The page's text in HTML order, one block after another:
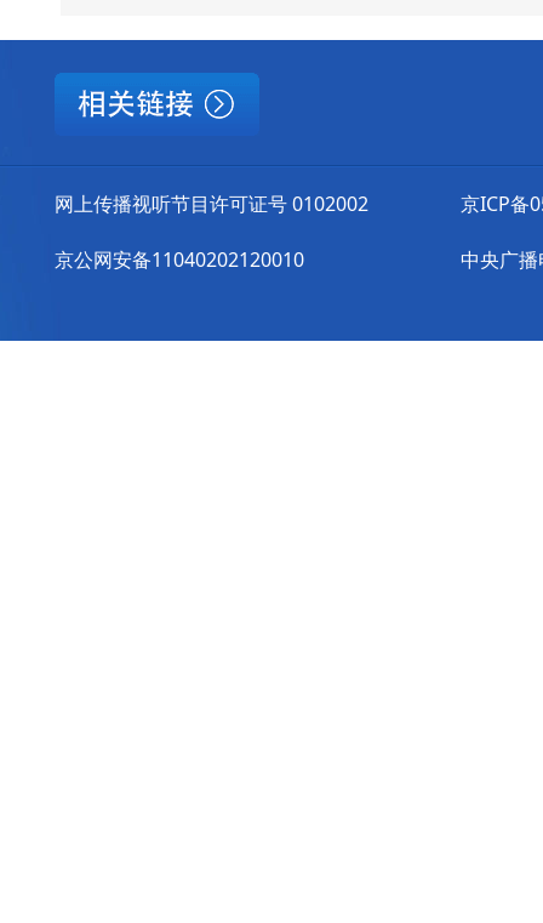
网上传播视听节目许可证号 0102002
京公网安备11040202120010
京ICP备
中央广